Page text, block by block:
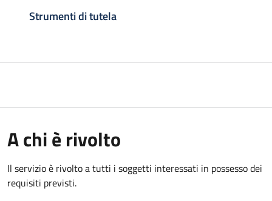
Strumenti di tutela
A chi è rivolto
Il servizio è rivolto a tutti i soggetti interessati in possesso dei
requisiti previsti.